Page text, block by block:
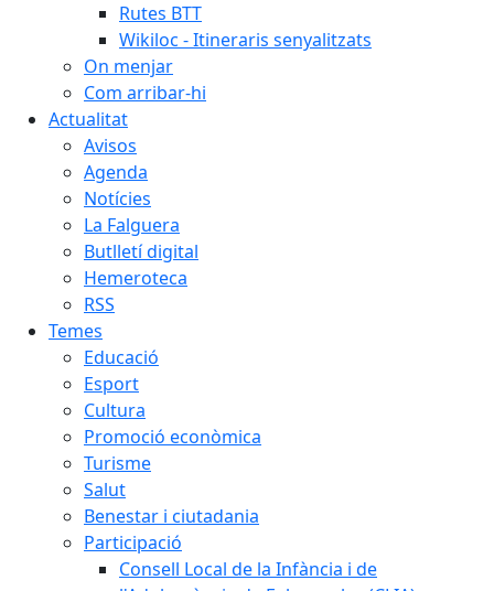
Rutes BTT
Wikiloc - Itineraris senyalitzats
On menjar
Com arribar-hi
Actualitat
Avisos
Agenda
Notícies
La Falguera
Butlletí digital
Hemeroteca
RSS
Temes
Educació
Esport
Cultura
Promoció econòmica
Turisme
Salut
Benestar i ciutadania
Participació
Consell Local de la Infància i de